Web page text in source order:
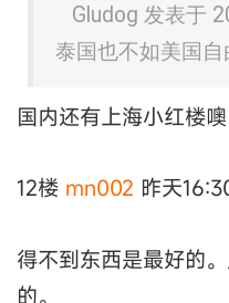
Gludog 发表于
泰国也不如美国
国内还有上海小红楼
12楼 mn002 昨天
得不到东西是最好的
的。